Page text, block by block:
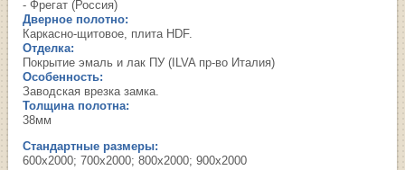
- Фрегат (Россия)
Дверное полотно:
Каркасно-щитовое, плита HDF.
Отделка:
Покрытие эмаль и лак ПУ (ILVA пр-во Италия)
Особенность:
Заводская врезка замка.
Толщина полотна:
38мм
Стандартные размеры:
600х2000; 700х2000; 800х2000; 900х2000